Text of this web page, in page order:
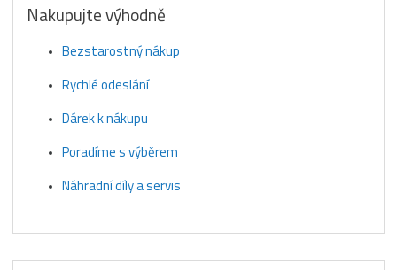
Nakupujte výhodně
Bezstarostný nákup
Rychlé odeslání
Dárek k nákupu
Poradíme s výběrem
Náhradní díly a servis